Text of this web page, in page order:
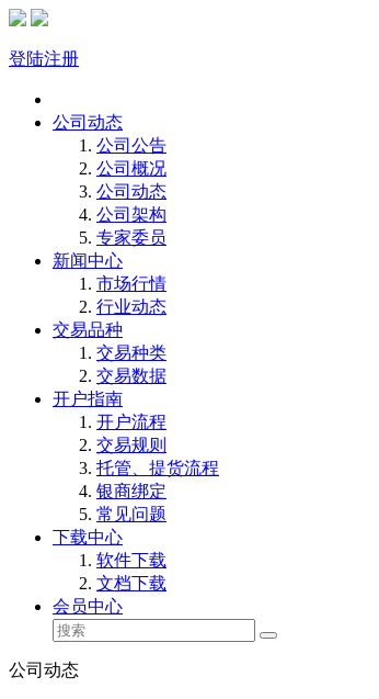
登陆注册
公司动态
公司公告
公司概况
公司动态
公司架构
专家委员
新闻中心
市场行情
行业动态
交易品种
交易种类
交易数据
开户指南
开户流程
交易规则
托管、提货流程
银商绑定
常见问题
下载中心
软件下载
文档下载
会员中心
公司动态